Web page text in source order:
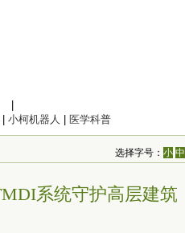
小柯机器人 医学科普
选择字号：小 中
系统守护高层建筑